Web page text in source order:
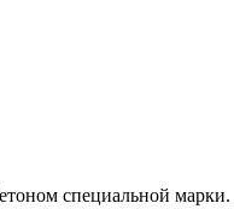
специальной марки.